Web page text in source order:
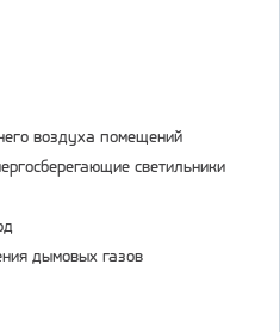
воздуха помещений
светильники
дымовых газов